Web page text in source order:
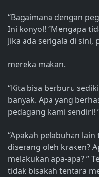
“Bagaimana dengan
Ini konyol! “Mengapa
Jika ada serigala di
mereka makan.
“Kita bisa berburu
banyak. Apa yang
pedagang kami sendiri!
“Apakah pelabuhan
diserang oleh kraken?
melakukan apa-apa? ”
tidak bisakah tentara